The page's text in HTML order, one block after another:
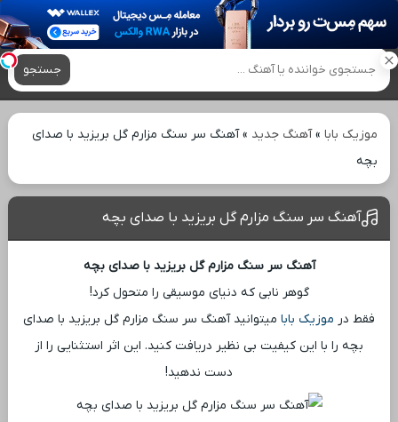
آهنگ های جدید
جستجو
موزیک بابا»آهنگ جدید »آهنگ سر سنگ مزارم گل بریزید با صدای
بچه
آهنگ سر سنگ مزارم گل بریزید با صدای بچه
آهنگ سر سنگ مزارم گل بریزید با صدای بچه
گوهر نابی که دنیای موسیقی را متحول کرد!
فقط در موزیک بابا میتوانید آهنگ سر سنگ مزارم گل بریزید با صدای
بچه را با این کیفیت بی ‌نظیر دریافت کنید. این اثر استثنایی را از
دست ندهید!